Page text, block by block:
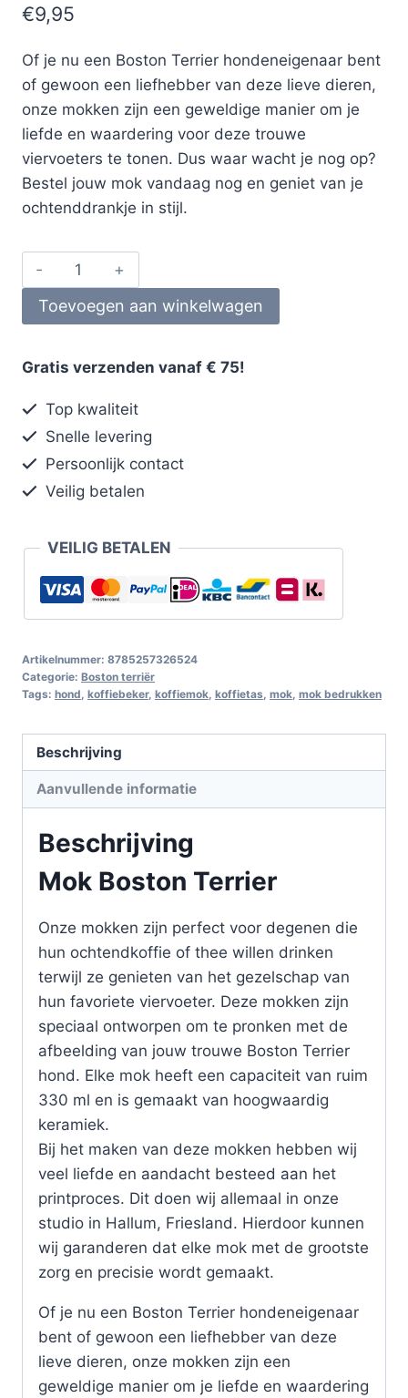
€9,95
Of je nu een Boston Terrier hondeneigenaar bent
of gewoon een liefhebber van deze lieve dieren,
onze mokken zijn een geweldige manier om je
liefde en waardering voor deze trouwe
viervoeters te tonen. Dus waar wacht je nog op?
Bestel jouw mok vandaag nog en geniet van je
ochtenddrankje in stijl.
Toevoegen aan winkelwagen
Gratis verzenden vanaf € 75!
Top kwaliteit
Snelle levering
Persoonlijk contact
Veilig betalen
VEILIG BETALEN
Artikelnummer: 8785257326524
Categorie: Boston terriër
Tags: hond koffiebeker, koffiemok koffietas mok mok bedrukken
Beschrijving
Aanvullende informatie
Beschrijving
Mok Boston Terrier
Onze mokken zijn perfect voor degenen die
hun ochtendkoffie of thee willen drinken
terwijl ze genieten van het gezelschap van
hun favoriete viervoeter. Deze mokken zijn
speciaal ontworpen om te pronken met de
afbeelding van jouw trouwe Boston Terrier
hond. Elke mok heeft een capaciteit van ruim
330 ml en is gemaakt van hoogwaardig
keramiek.
Bij het maken van deze mokken hebben wij
veel liefde en aandacht besteed aan het
printproces. Dit doen wij allemaal in onze
studio in Hallum, Friesland. Hierdoor kunnen
wij garanderen dat elke mok met de grootste
zorg en precisie wordt gemaakt.
Of je nu een Boston Terrier hondeneigenaar
bent of gewoon een liefhebber van deze
lieve dieren, onze mokken zijn een
geweldige manier om je liefde en waardering